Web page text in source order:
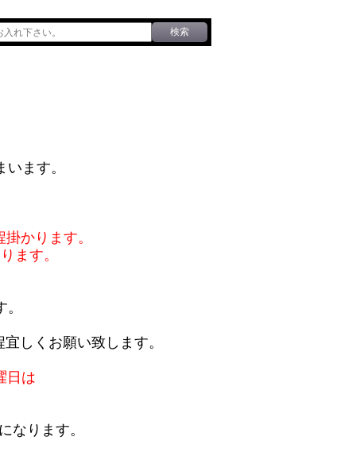
ます。
かります。
ます。
しくお願い致します。
日は
なります。